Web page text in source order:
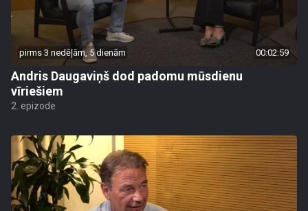
pirms 3 nedēļām, 5 dienām 00:02:59
Andris Daugaviņš dod padomu mūsdienu
vīriešiem
2. epizode